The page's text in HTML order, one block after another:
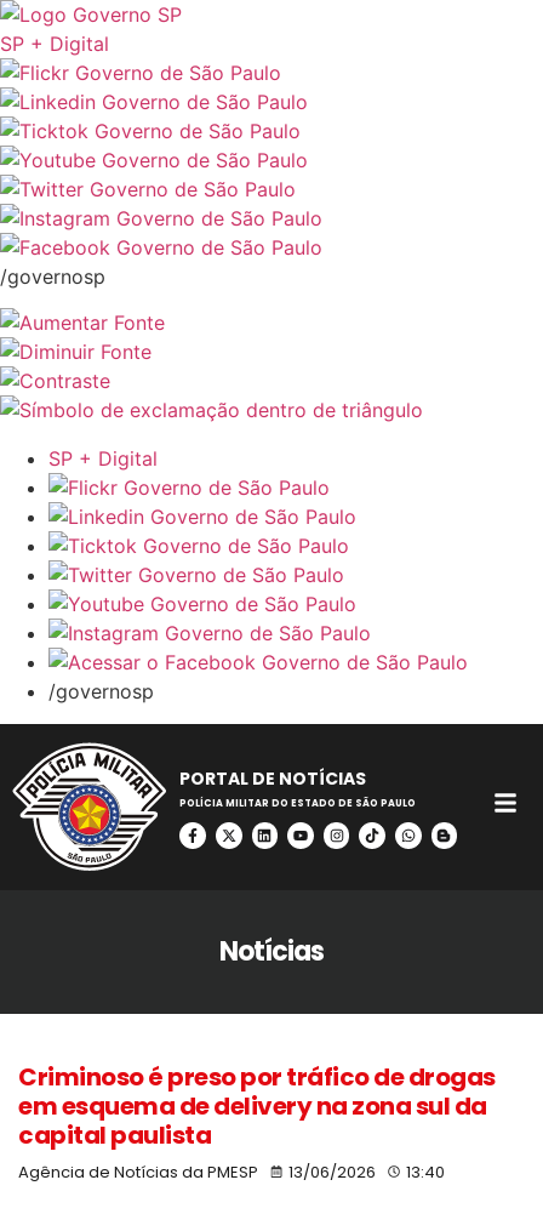
SP + Digital
/governosp
SP + Digital
/governosp
PORTAL DE NOTÍCIAS
POLÍCIA MILITAR DO ESTADO DE SÃO PAULO
Notícias
Criminoso é preso por tráfico de drogas
em esquema de delivery na zona sul da
capital paulista
Agência de Notícias da PMESP 13/06/2026 13:40